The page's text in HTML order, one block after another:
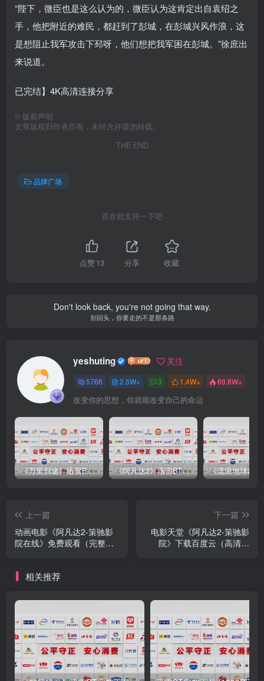
“陛下，微臣也是这么认为的，微臣认为这肯定出自袁绍之
手，他把附近的难民，都赶到了彭城，在彭城兴风作浪，这
是想阻止我军攻击下邳呀，他们想把我军困在彭城。”徐庶出
来说道。
已完结】4K高清连接分享
© 版权声明
文章版权归作者所有，未经允许请勿转载。
THE END
品牌广场
喜欢就支持一下吧
点赞13 分享 收藏
Don't look back, you're not going that way.
别回头，你要走的不是那条路
yeshuting 关注
5766 2.5W+ 3 1.4W+ 69.6W+
改变你的思想，你就能改变自己的命运
《万里归途》迅雷BT完整下载[mp3／3.14GB／2.15GB 《阿凡达2》迅雷BT完整下载[MP4／3.12GB／5.35GB]中
上一篇
动画电影《阿凡达2-策驰影
院在线》免费观看（完整／
下一篇
电影天堂《阿凡达2-策驰影
院》下载百度云（高清网
相关推荐